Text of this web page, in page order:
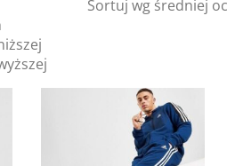
Sortuj wg średniej